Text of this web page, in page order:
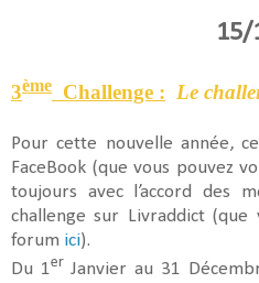
15/
3ème Challenge : Le
Pour cette nouvelle année,
FaceBook (quevous pouvez
toujours avec l’accord des
challenge sur Livraddict
forum ici).
Du 1er Janvier au 31